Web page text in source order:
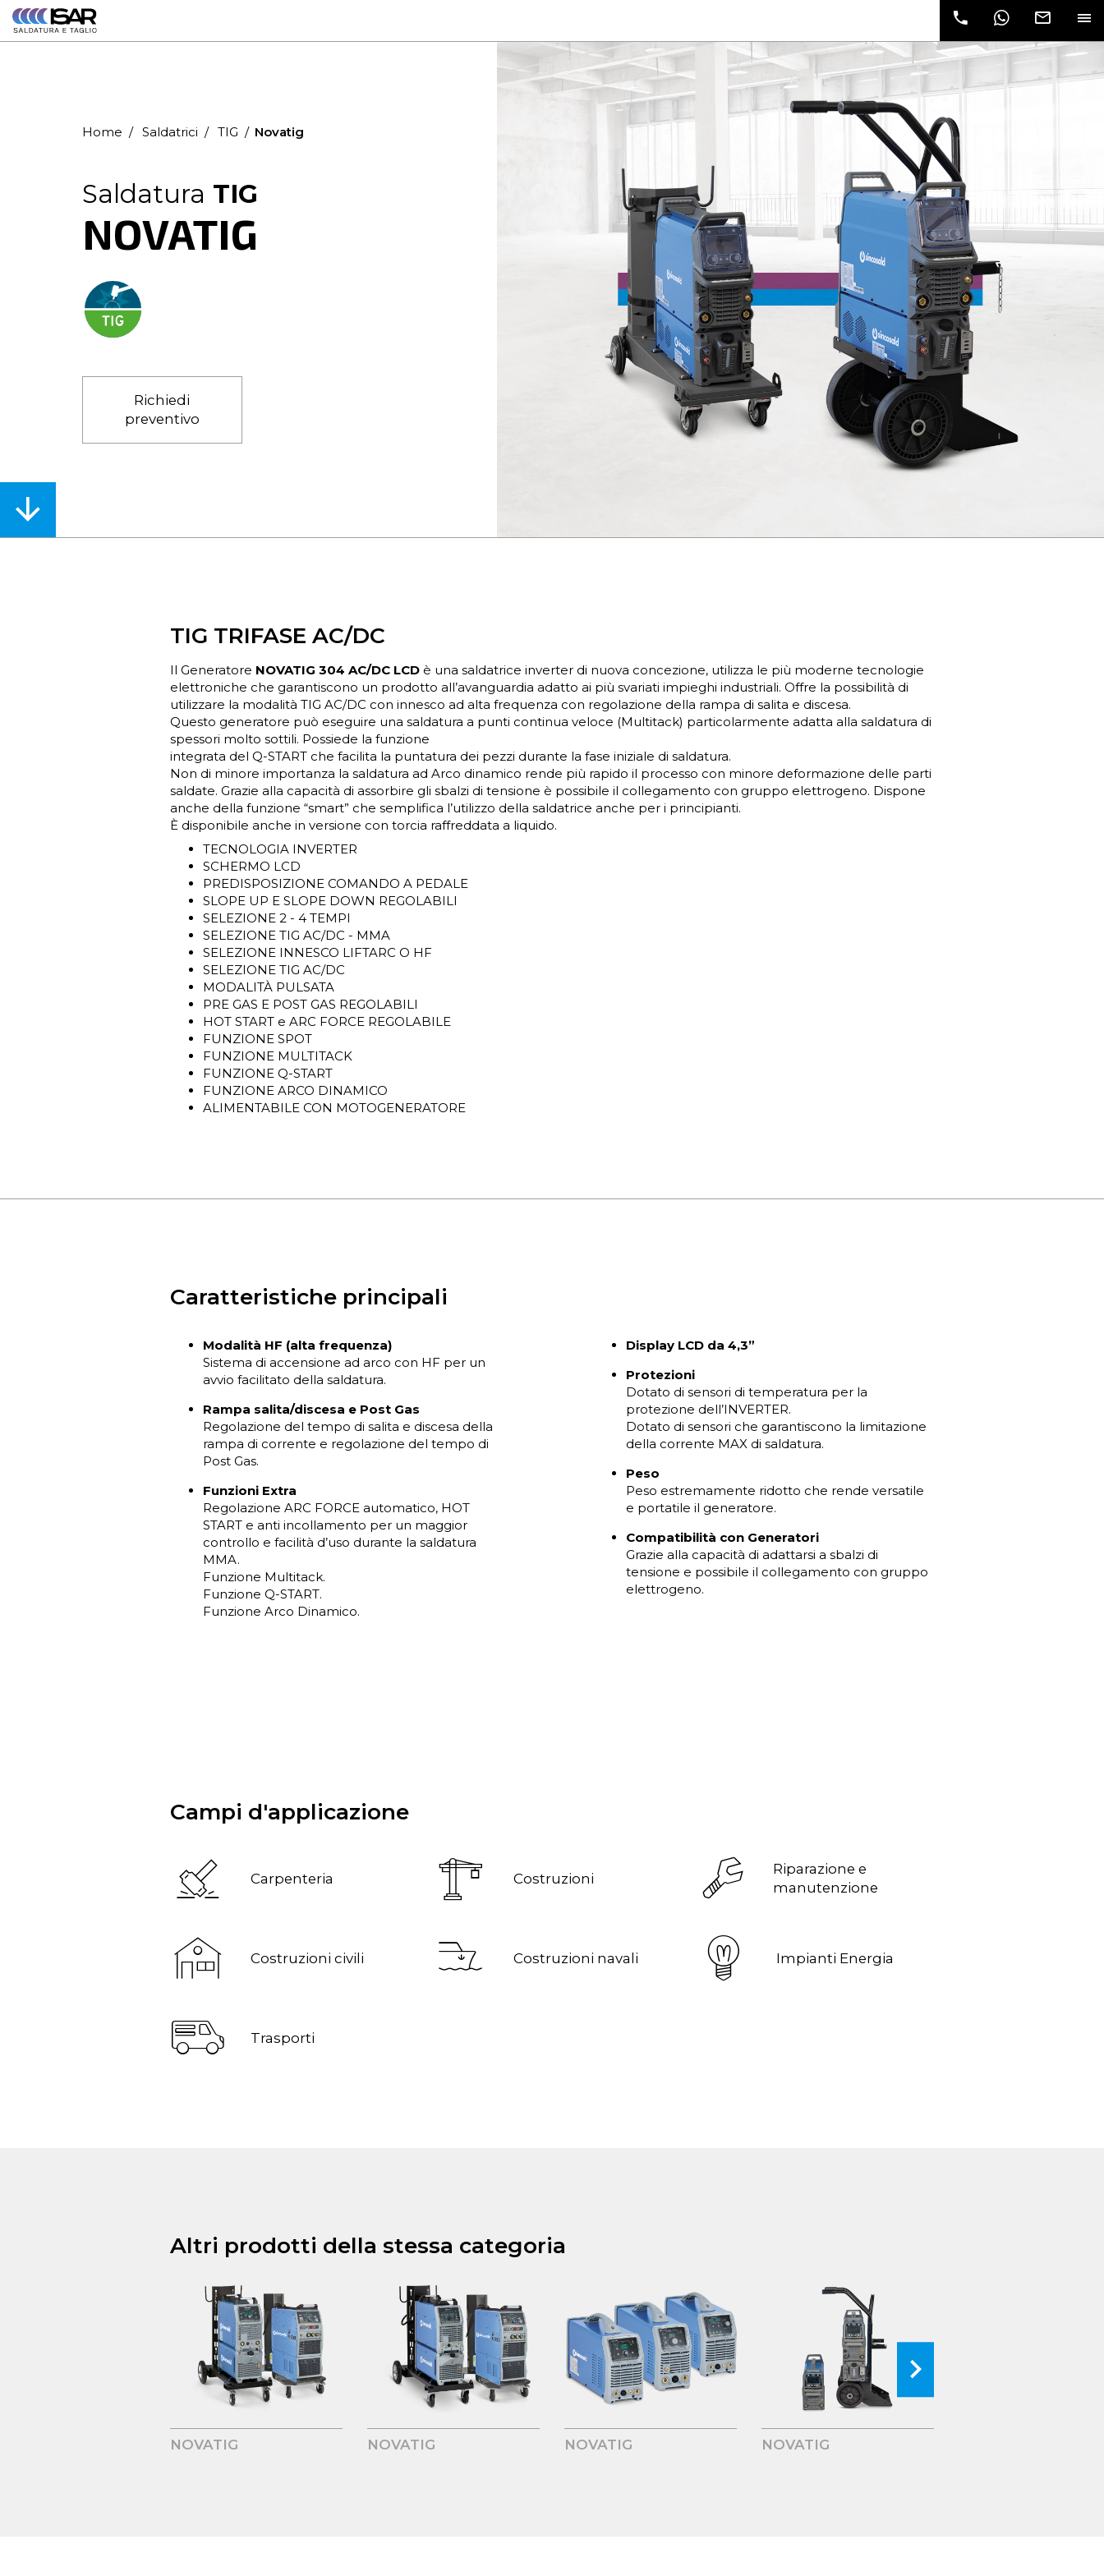
Home Saldatrici TIG Novatig
Saldatura TIG
NOVATIG
Richiedi
preventivo
TIG TRIFASE AC/DC
Il Generatore NOVATIG 304 AC/DC LCD è una saldatrice inverter di nuova concezione, utilizza le più moderne tecnologie
elettroniche che garantiscono un prodotto all’avanguardia adatto ai più svariati impieghi industriali. Offre la possibilità di
utilizzare la modalità TIG AC/DC con innesco ad alta frequenza con regolazione della rampa di salita e discesa.
Questo generatore può eseguire una saldatura a punti continua veloce (Multitack) particolarmente adatta alla saldatura di
spessori molto sottili. Possiede la funzione
integrata del Q-START che facilita la puntatura dei pezzi durante la fase iniziale di saldatura.
Non di minore importanza la saldatura ad Arco dinamico rende più rapido il processo con minore deformazione delle parti
saldate. Grazie alla capacità di assorbire gli sbalzi di tensione è possibile il collegamento con gruppo elettrogeno. Dispone
anche della funzione “smart” che semplifica l’utilizzo della saldatrice anche per i principianti.
È disponibile anche in versione con torcia raffreddata a liquido.
TECNOLOGIA INVERTER
SCHERMO LCD
PREDISPOSIZIONE COMANDO A PEDALE
SLOPE UP E SLOPE DOWN REGOLABILI
SELEZIONE 2 - 4 TEMPI
SELEZIONE TIG AC/DC - MMA
SELEZIONE INNESCO LIFTARC O HF
SELEZIONE TIG AC/DC
MODALITÀ PULSATA
PRE GAS E POST GAS REGOLABILI
HOT START e ARC FORCE REGOLABILE
FUNZIONE SPOT
FUNZIONE MULTITACK
FUNZIONE Q-START
FUNZIONE ARCO DINAMICO
ALIMENTABILE CON MOTOGENERATORE
Caratteristiche principali
Modalità HF (alta frequenza)
Sistema di accensione ad arco con HF per un
avvio facilitato della saldatura.
Rampa salita/discesa e Post Gas
Regolazione del tempo di salita e discesa della
rampa di corrente e regolazione del tempo di
Post Gas.
Funzioni Extra
Regolazione ARC FORCE automatico, HOT
START e anti incollamento per un maggior
controllo e facilità d’uso durante la saldatura
MMA.
Funzione Multitack.
Funzione Q-START.
Funzione Arco Dinamico.
Display LCD da 4,3”
Protezioni
Dotato di sensori di temperatura per la
protezione dell’INVERTER.
Dotato di sensori che garantiscono la limitazione
della corrente MAX di saldatura.
Peso
Peso estremamente ridotto che rende versatile
e portatile il generatore.
Compatibilità con Generatori
Grazie alla capacità di adattarsi a sbalzi di
tensione e possibile il collegamento con gruppo
elettrogeno.
Campi d'applicazione
Carpenteria Costruzioni
Riparazione e
manutenzione
Costruzioni civili Costruzioni navali Impianti Energia
Trasporti
Altri prodotti della stessa categoria
NOVATIG NOVATIG NOVATIG NOVATIG